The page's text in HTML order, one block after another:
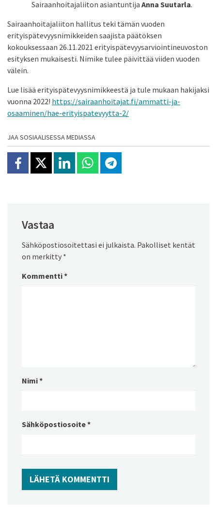
Sairaanhoitajaliiton asiantuntija Anna Suutarla.
Sairaanhoitajaliiton hallitus teki tämän vuoden
erityispätevyysnimikkeiden saajista päätöksen
kokouksessaan 26.11.2021 erityispätevyysarviointineuvoston
esityksen mukaisesti. Nimike tulee päivittää viiden vuoden
välein.
Lue lisää erityispätevyysnimikkeestä ja tule mukaan hakijaksi
vuonna 2022! https://sairaanhoitajat.fi/ammatti-ja-
osaaminen/hae-erityispatevyytta-2/
JAA SOSIAALISESSA MEDIASSA
Jaa Facebookissa
Jaa X:ssäJaa Linkedinissä
Jaa Whatsappissa
Jaa Telegramissa
Vastaa
Sähköpostiosoitettasi ei julkaista. Pakolliset kentät
on merkitty *
Kommentti*
Nimi*
Sähköpostiosoite*